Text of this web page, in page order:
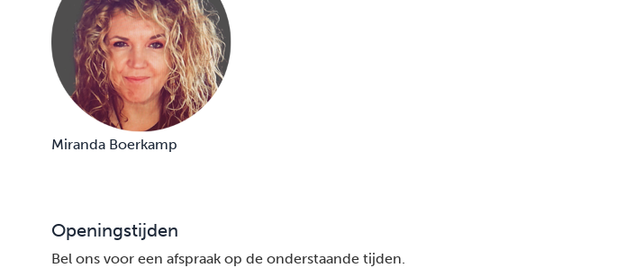
Miranda Boerkamp
Openingstijden
Bel ons voor een afspraak op de onderstaande tijden.